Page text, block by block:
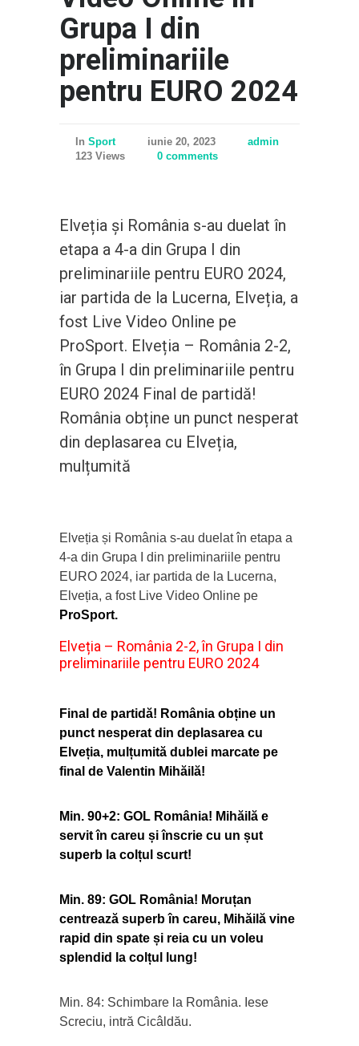
Grupa I din
preliminariile
pentru EURO 2024
In Sport iunie 20, 2023
admin
123 Views
0 comments
Elveția și România s-au duelat în
etapa a 4-a din Grupa I din
preliminariile pentru EURO 2024,
iar partida de la Lucerna, Elveția, a
fost Live Video Online pe
ProSport. Elveția – România 2-2,
în Grupa I din preliminariile pentru
EURO 2024 Final de partidă!
România obține un punct nesperat
din deplasarea cu Elveția,
mulțumită
Elveția și România s-au duelat în etapa a
4-a din Grupa I din preliminariile pentru
EURO 2024, iar partida de la Lucerna,
Elveția, a fost Live Video Online pe
ProSport.
Elveția – România 2-2, în Grupa I din
preliminariile pentru EURO 2024
Final de partidă! România obține un
punct nesperat din deplasarea cu
Elveția, mulțumită dublei marcate pe
final de Valentin Mihăilă!
Min. 90+2: GOL România! Mihăilă e
servit în careu și înscrie cu un șut
superb la colțul scurt!
Min. 89: GOL România! Moruțan
centrează superb în careu, Mihăilă vine
rapid din spate și reia cu un voleu
splendid la colțul lung!
Min. 84: Schimbare la România. Iese
Screciu, intră Cicâldău.